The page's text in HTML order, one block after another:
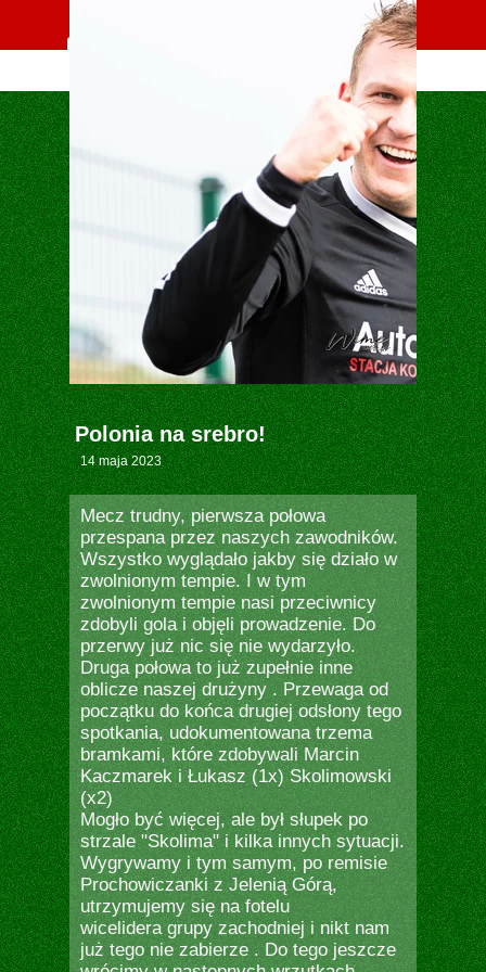
Mecz trudny, pierwsza połowa
przespana przez naszych zawodników.
Wszystko wyglądało jakby się działo w
zwolnionym tempie. I w tym
zwolnionym tempie nasi przeciwnicy
zdobyli gola i objęli prowadzenie. Do
przerwy już nic się nie wydarzyło.
Druga połowa to już zupełnie inne
oblicze naszej drużyny . Przewaga od
początku do końca drugiej odsłony tego
spotkania, udokumentowana trzema
bramkami, które zdobywali Marcin
Kaczmarek i Łukasz (1x) Skolimowski
(x2)
Mogło być więcej, ale był słupek po
strzale "Skolima" i kilka innych sytuacji.
Wygrywamy i tym samym, po remisie
Prochowiczanki z Jelenią Górą,
utrzymujemy się na fotelu
wicelidera grupy zachodniej i nikt nam
już tego nie zabierze . Do tego jeszcze
14 maja 2023
Polonia na srebro!
Oficjalna strona MLKS POLONIA Środa Śląska